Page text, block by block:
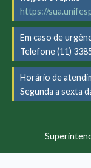
https://
Em caso de
Telefone (11)
Horário de
Segunda a sexta